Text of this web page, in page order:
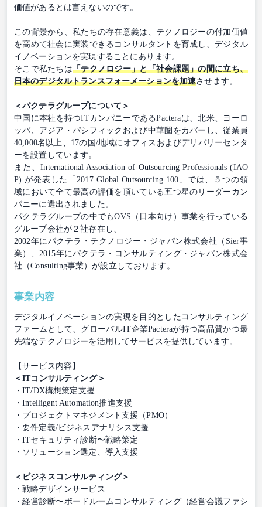
価値があるとは言えないのです。
この背景から、私たちの存在意義は、テクノロジーの付加価値
を高めて社会に実装できるコンサルタントを育成し、デジタル
イノベーションを実現することにあります。
そこで私たちは「テクノロジー」と「社会課題」の間に立ち、
日本のデジタルトランスフォーメーションを加速させます。
＜パクテラグループについて＞
中国に本社を持つITカンパニーであるPacteraは、北米、ヨーロ
ッパ、アジア・パシフィックおよび中華圏をカバーし、従業員
40,000名以上、17の国/地域にオフィスおよびデリバリーセンタ
ーを設置しています。
また、International Association of Outsourcing Professionals (IAO
P) が発表した「2017 Global Outsourcing 100」では、５つの領
域において全て最高の評価を頂いている五つ星のリーダーカン
パニーに選出されました。
パクテラグループの中でもOVS（日本向け）事業を行っている
グループ会社が２社存在し、
2002年にパクテラ・テクノロジー・ジャパン株式会社（Sier事
業）、2015年にパクテラ・コンサルティング・ジャパン株式会
社（Consulting事業）が設立しております。
事業内容
デジタルイノベーションの実現を目的としたコンサルティング
ファームとして、グローバルIT企業Pacteraが持つ高品質かつ最
先端なテクノロジーを活用してサービスを提供しています。
【サービス内容】
＜ITコンサルティング＞
・IT/DX構想策定支援
・Intelligent Automation推進支援
・プロジェクトマネジメント支援（PMO）
・要件定義/ビジネスアナリシス支援
・ITセキュリティ診断〜戦略策定
・ソリューション選定、導入支援
＜ビジネスコンサルティング＞
・戦略デザインサービス
・経営診断〜ボードルームコンサルティング（経営会議ファシ